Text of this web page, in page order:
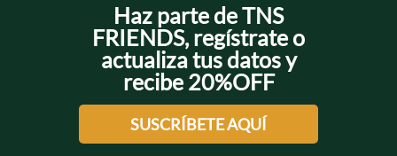
Haz parte de TNS
FRIENDS, regístrate o
actualiza tus datos y
recibe 20%OFF
SUSCRÍBETE AQUÍ